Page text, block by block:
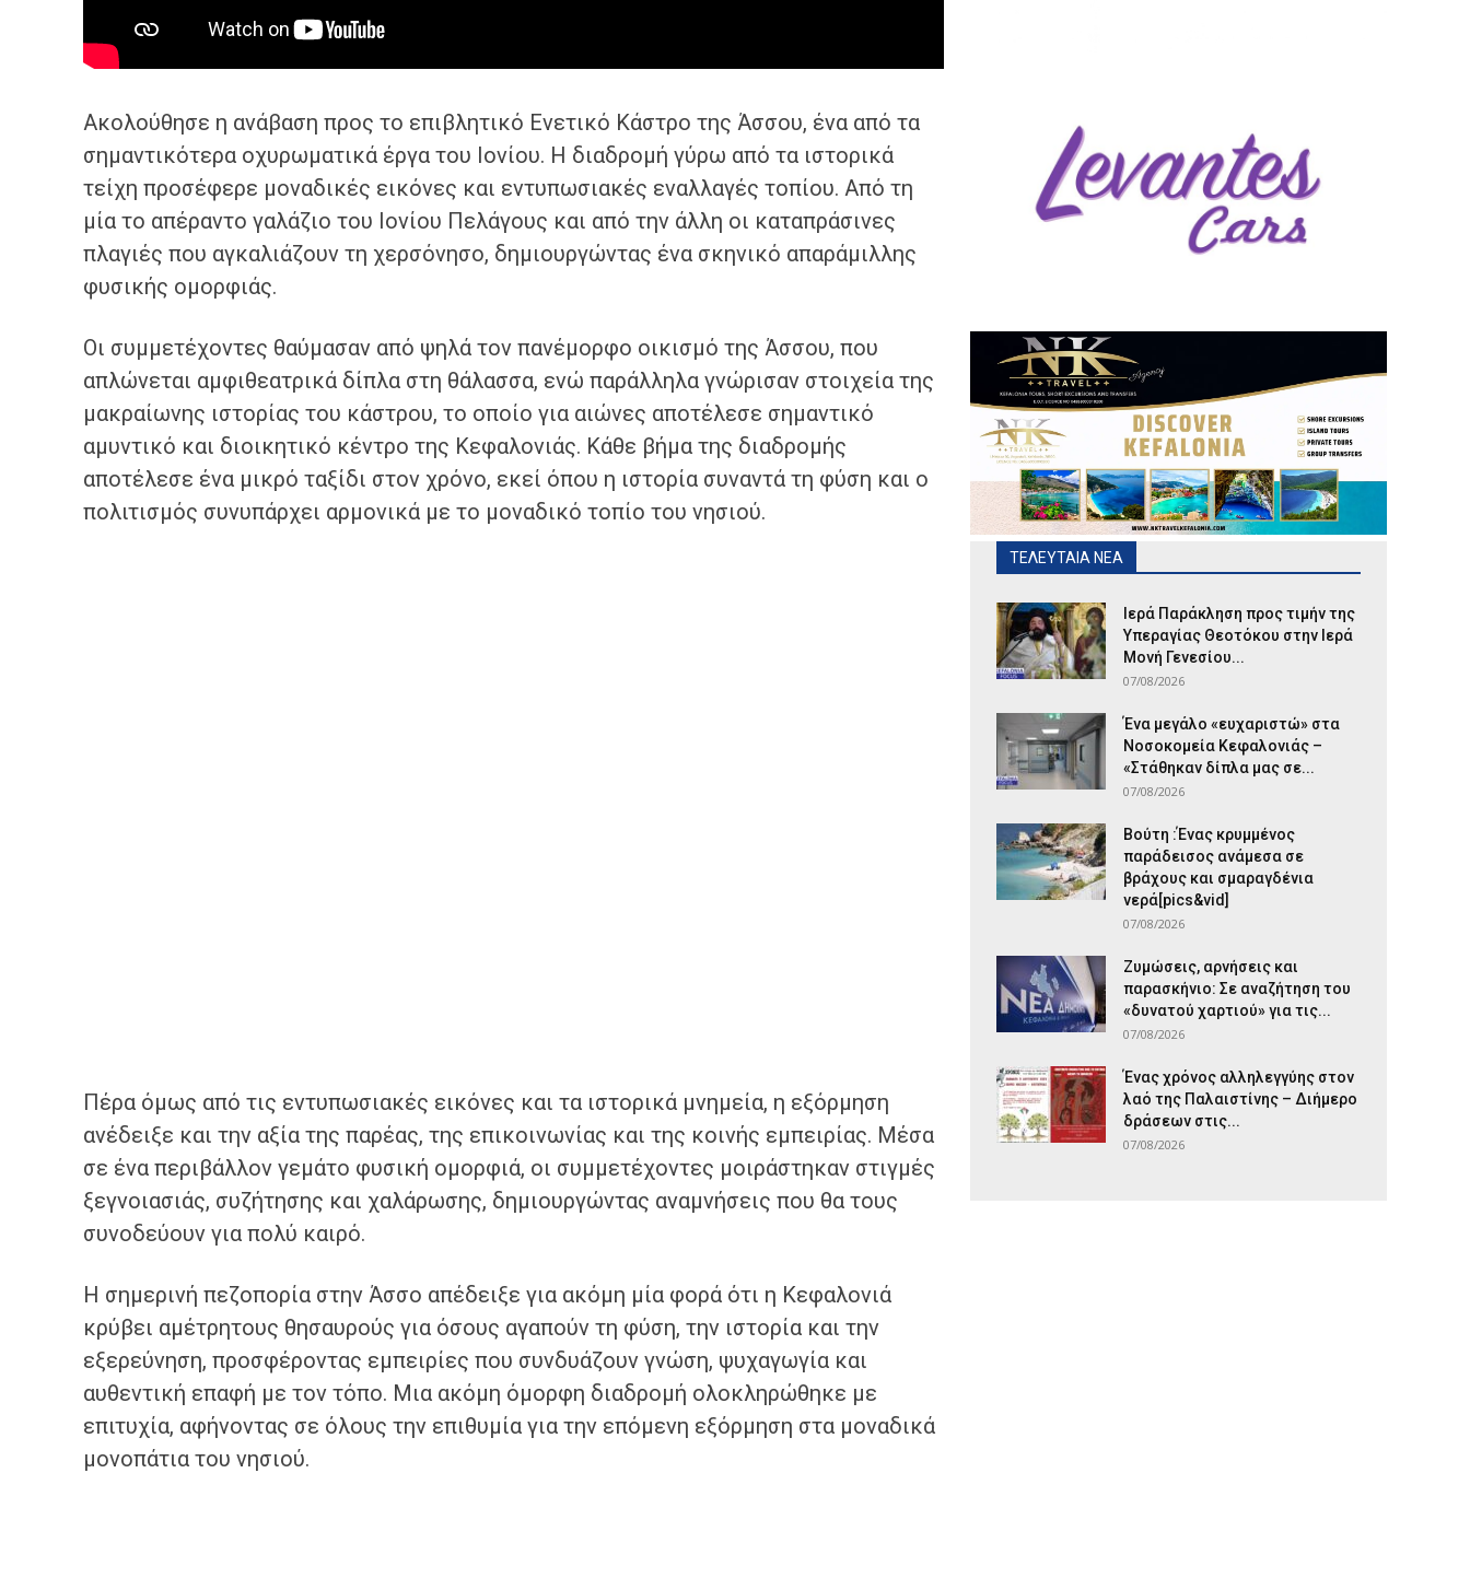
Ακολούθησε η ανάβαση προς το επιβλητικό Ενετικό Κάστρο της Άσσου, ένα από τα
σημαντικότερα οχυρωματικά έργα του Ιονίου. Η διαδρομή γύρω από τα ιστορικά
τείχη προσέφερε μοναδικές εικόνες και εντυπωσιακές εναλλαγές τοπίου. Από τη
μία το απέραντο γαλάζιο του Ιονίου Πελάγους και από την άλλη οι καταπράσινες
πλαγιές που αγκαλιάζουν τη χερσόνησο, δημιουργώντας ένα σκηνικό απαράμιλλης
φυσικής ομορφιάς.
Οι συμμετέχοντες θαύμασαν από ψηλά τον πανέμορφο οικισμό της Άσσου, που
απλώνεται αμφιθεατρικά δίπλα στη θάλασσα, ενώ παράλληλα γνώρισαν στοιχεία της
μακραίωνης ιστορίας του κάστρου, το οποίο για αιώνες αποτέλεσε σημαντικό
αμυντικό και διοικητικό κέντρο της Κεφαλονιάς. Κάθε βήμα της διαδρομής
αποτέλεσε ένα μικρό ταξίδι στον χρόνο, εκεί όπου η ιστορία συναντά τη φύση και ο
πολιτισμός συνυπάρχει αρμονικά με το μοναδικό τοπίο του νησιού.
Πέρα όμως από τις εντυπωσιακές εικόνες και τα ιστορικά μνημεία, η εξόρμηση
ανέδειξε και την αξία της παρέας, της επικοινωνίας και της κοινής εμπειρίας. Μέσα
σε ένα περιβάλλον γεμάτο φυσική ομορφιά, οι συμμετέχοντες μοιράστηκαν στιγμές
ξεγνοιασιάς, συζήτησης και χαλάρωσης, δημιουργώντας αναμνήσεις που θα τους
συνοδεύουν για πολύ καιρό.
Η σημερινή πεζοπορία στην Άσσο απέδειξε για ακόμη μία φορά ότι η Κεφαλονιά
κρύβει αμέτρητους θησαυρούς για όσους αγαπούν τη φύση, την ιστορία και την
εξερεύνηση, προσφέροντας εμπειρίες που συνδυάζουν γνώση, ψυχαγωγία και
αυθεντική επαφή με τον τόπο. Μια ακόμη όμορφη διαδρομή ολοκληρώθηκε με
επιτυχία, αφήνοντας σε όλους την επιθυμία για την επόμενη εξόρμηση στα μοναδικά
μονοπάτια του νησιού.
ΤΕΛΕΥΤΑΙΑ ΝΕΑ
Ιερά Παράκληση προς τιμήν της
Υπεραγίας Θεοτόκου στην Ιερά
Μονή Γενεσίου...
07/08/2026
Ένα μεγάλο «ευχαριστώ» στα
Νοσοκομεία Κεφαλονιάς –
«Στάθηκαν δίπλα μας σε...
07/08/2026
Βούτη :Ένας κρυμμένος
παράδεισος ανάμεσα σε
βράχους και σμαραγδένια
νερά[pics&vid]
07/08/2026
Ζυμώσεις, αρνήσεις και
παρασκήνιο: Σε αναζήτηση του
«δυνατού χαρτιού» για τις...
07/08/2026
Ένας χρόνος αλληλεγγύης στον
λαό της Παλαιστίνης – Διήμερο
δράσεων στις...
07/08/2026